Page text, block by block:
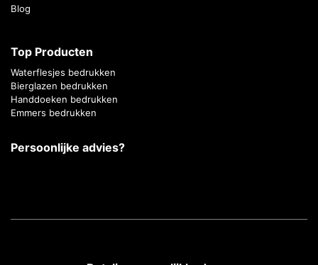
Blog
Top Producten
Waterflesjes bedrukken
Bierglazen bedrukken
Handdoeken bedrukken
Emmers bedrukken
Persoonlijke advies?